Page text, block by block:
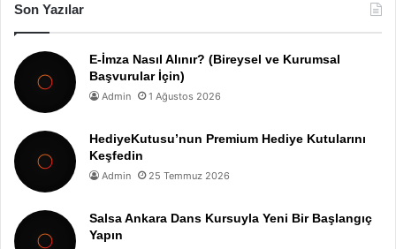
Son Yazılar
E-İmza Nasıl Alınır? (Bireysel ve Kurumsal
Başvurular İçin)
Admin 1 Ağustos 2026
HediyeKutusu’nun Premium Hediye Kutularını
Keşfedin
Admin 25 Temmuz 2026
Salsa Ankara Dans Kursuyla Yeni Bir Başlangıç
Yapın